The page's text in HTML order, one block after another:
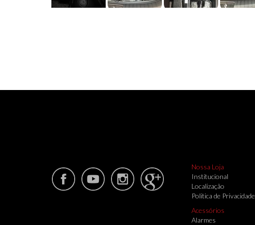
Nossa Loja
Institucional
Localização
Politica de Privacidade
Acessórios
Alarmes